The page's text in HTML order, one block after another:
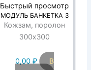
Быстрый просмотр
МОДУЛЬ БАНКЕТКА 3
Кожзам, поролон
300х300
0,00 ₽
В